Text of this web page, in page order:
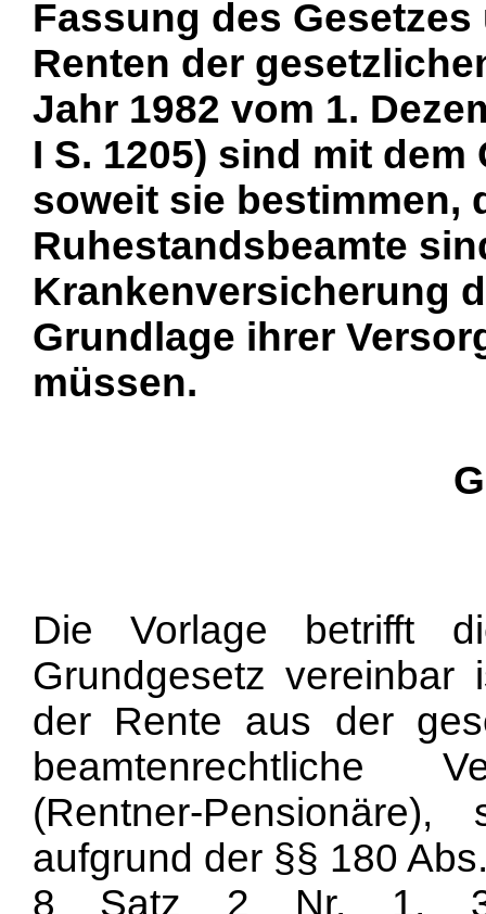
Fassung des
Renten der
Jahr 1982 vom 1.
I S. 1205) sind mit
soweit sie bestimmen,
Ruhestandsbeamte
Krankenversicherung
Grundlage ihrer
müssen.
Die Vorlage betrifft
Grundgesetz
der Rente aus der
beamtenrechtliche
(Rentner-
aufgrund der §§ 180
8 Satz 2 Nr. 1,